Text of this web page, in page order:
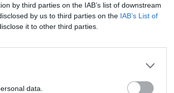
by third parties on the IAB’s list of downstream
by us to third parties on the IAB’s List of
it to other third parties.
data.
Οι συναυλίες
εισιτήρια - Ποιοι
τις τιμές